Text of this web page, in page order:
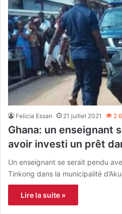
Felicia Essan 21 juillet 2021 2
Ghana: un enseignant
avoir investi un prêt
Un enseignant se serait pendu
Tinkong dans la municipalité
Lire la suite »